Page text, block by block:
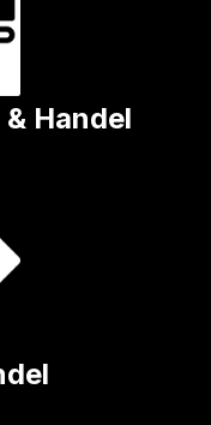
Handel